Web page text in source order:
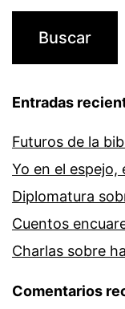
Entradas
Futuros de la
Yo en el espejo,
Diplomatura
Cuentos
Charlas sobre
Comentarios